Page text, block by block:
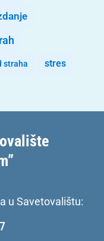
straha stres
u Savetovalištu: